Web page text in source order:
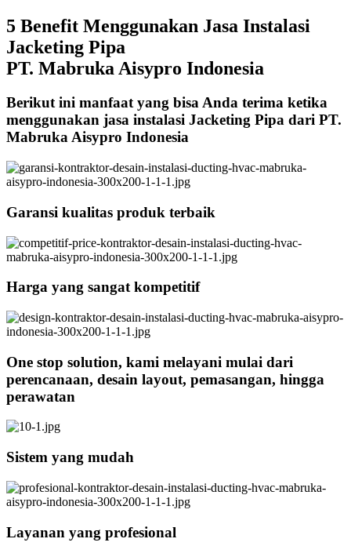
5 Benefit Menggunakan Jasa Instalasi
Jacketing Pipa
PT. Mabruka Aisypro Indonesia
Berikut ini manfaat yang bisa Anda terima ketika
menggunakan jasa instalasi Jacketing Pipa dari PT.
Mabruka Aisypro Indonesia
Garansi kualitas produk terbaik
Harga yang sangat kompetitif
One stop solution, kami melayani mulai dari
perencanaan, desain layout, pemasangan, hingga
perawatan
Sistem yang mudah
Layanan yang profesional